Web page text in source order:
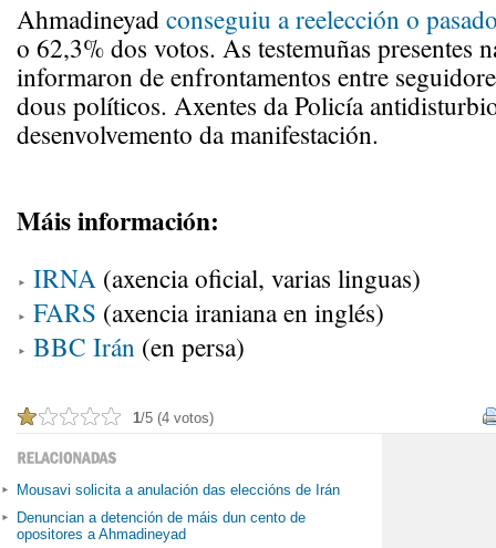
Ahmadineyadconseguiu a reelección o
o 62,3% dos votos. As testemuñas presentes
informaron de enfrontamentos entre
dous políticos. Axentes da Policía
desenvolvemento da manifestación.
Máis información:
IRNA (axencia oficial, varias linguas)
FARS (axencia iraniana en inglés)
BBC Irán (en persa)
1/5 (4 votos)
Mousavi solicita a anulación das eleccións de Irán
Denuncian a detención de máis dun cento de
opositores a Ahmadineyad